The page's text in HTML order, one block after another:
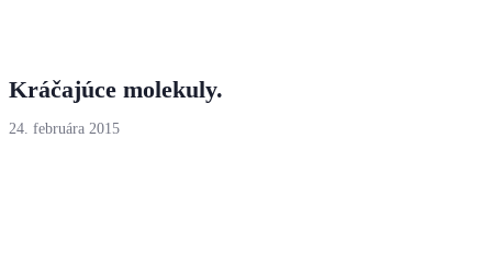
Kráčajúce molekuly.
24. februára 2015